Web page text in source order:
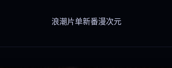
浪潮片单新番漫次元